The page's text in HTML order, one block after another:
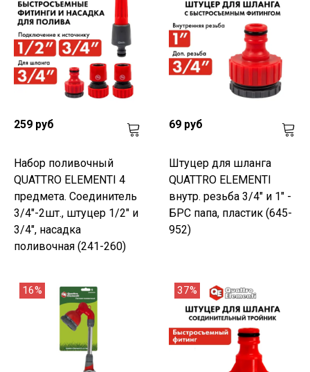
259 руб
Набор поливочный
QUATTRO ELEMENTI 4
предмета. Соединитель
3/4"-2шт., штуцер 1/2" и
3/4", насадка
поливочная (241-260)
69 руб
Штуцер для шланга
QUATTRO ELEMENTI
внутр. резьба 3/4" и 1" -
БРС папа, пластик (645-
952)
16% 37%